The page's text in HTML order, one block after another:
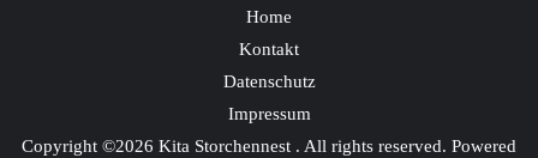
Home
Kontakt
Datenschutz
Impressum
Copyright ©2026 Kita Storchennest . All rights reserved. Powered